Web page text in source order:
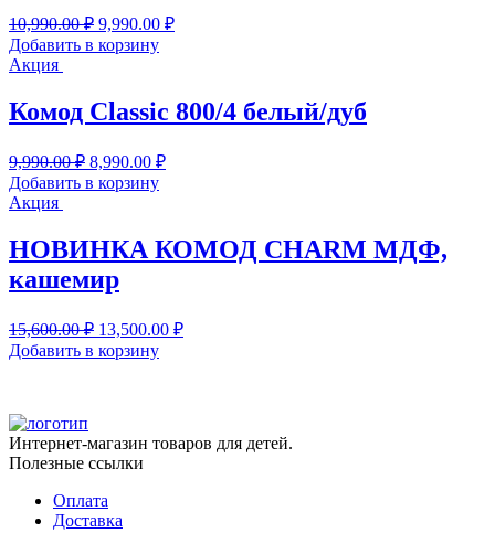
10,990.00₽ Первоначальная
цена
составляла
9,990.00 ₽Текущая
Добавить в корзину
Акция
Комод Classic 800/4 белый/дуб
9,990.00₽ Первоначальная
цена
составляла
8,990.00 ₽Текущая
Добавить в корзину
Акция
НОВИНКА КОМОД CHARM МДФ,
кашемир
15,600.00₽ Первоначальная
цена
составляла
13,500.00 ₽Текущая
Добавить в корзину
Интернет-магазин товаров для детей.
Полезные ссылки
Оплата
Доставка